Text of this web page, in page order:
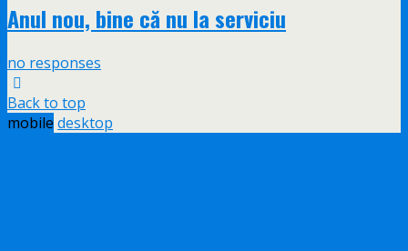
Anul nou, bine că nu la serviciu
no responses
Back to top
mobile desktop